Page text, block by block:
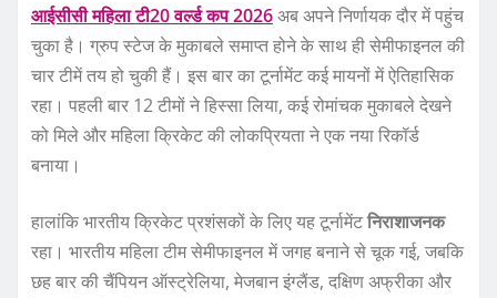
आईसीसी महिला टी20 वर्ल्ड कप 2026अब अपने निर्णायक दौर में पहुंच
चुका है। ग्रुप स्टेज के मुकाबले समाप्त होने के साथ ही सेमीफाइनल की
चार टीमें तय हो चुकी हैं। इस बार का टूर्नामेंट कई मायनों में ऐतिहासिक
रहा। पहली बार 12 टीमों ने हिस्सा लिया, कई रोमांचक मुकाबले देखने
को मिले और महिला क्रिकेट की लोकप्रियता ने एक नया रिकॉर्ड
बनाया।
हालांकि भारतीय क्रिकेट प्रशंसकों के लिए यह टूर्नामेंटनिराशाजनक
रहा। भारतीय महिला टीम सेमीफाइनल में जगह बनाने से चूक गई, जबकि
छह बार की चैंपियन ऑस्ट्रेलिया, मेजबान इंग्लैंड, दक्षिण अफ्रीका और